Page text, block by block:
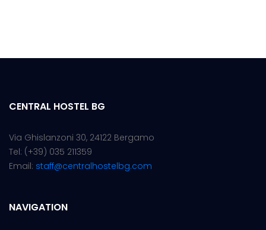
CENTRAL HOSTEL BG
Via Ghislanzoni 30, 24122 Bergamo
Tel: (+39) 035 211359
Email: staff@centralhostelbg.com
NAVIGATION